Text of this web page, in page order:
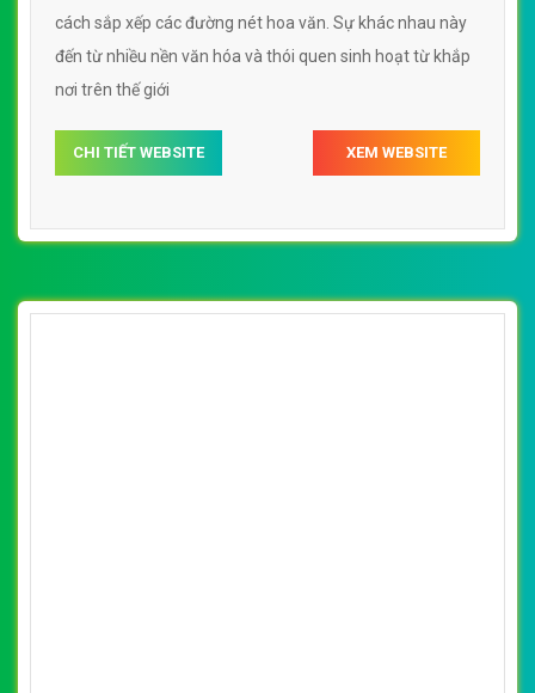
cách sắp xếp các đường nét hoa văn. Sự khác nhau này
đến từ nhiều nền văn hóa và thói quen sinh hoạt từ khắp
nơi trên thế giới
CHI TIẾT WEBSITE XEM WEBSITE